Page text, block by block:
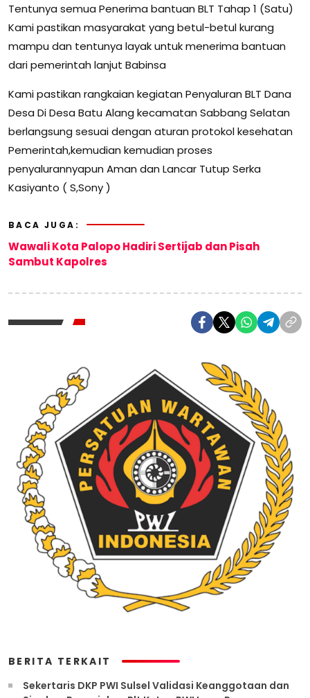
Tentunya semua Penerima bantuan BLT Tahap 1 (Satu)
Kami pastikan masyarakat yang betul-betul kurang
mampu dan tentunya layak untuk menerima bantuan
dari pemerintah lanjut Babinsa
Kami pastikan rangkaian kegiatan Penyaluran BLT Dana
Desa Di Desa Batu Alang kecamatan Sabbang Selatan
berlangsung sesuai dengan aturan protokol kesehatan
Pemerintah,kemudian kemudian proses
penyalurannyapun Aman dan Lancar Tutup Serka
Kasiyanto ( S,Sony )
BACA JUGA:
Wawali Kota Palopo Hadiri Sertijab dan Pisah
Sambut Kapolres
BERITA TERKAIT
Sekertaris DKP PWI Sulsel Validasi Keanggotaan dan